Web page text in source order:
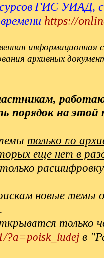
ГИС УИАД,
https://
информационная
архивных
порядок на этой
только по
еще нет в
новые темы
только
?a=poisk_ludej в